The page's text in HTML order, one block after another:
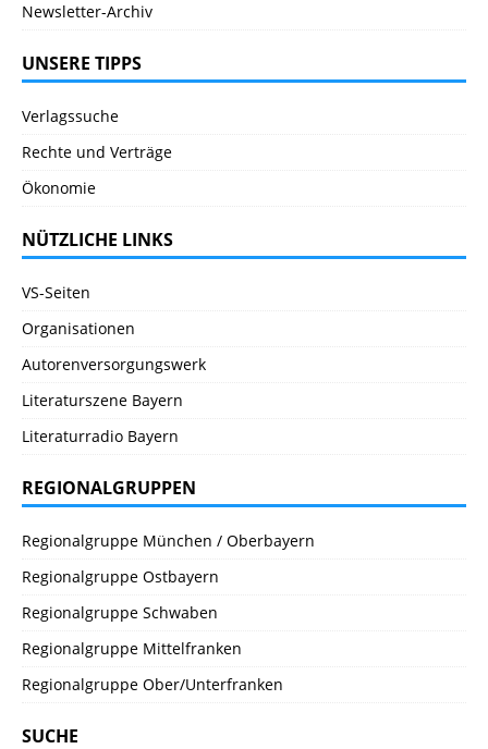
Newsletter-Archiv
UNSERE TIPPS
Verlagssuche
Rechte und Verträge
Ökonomie
NÜTZLICHE LINKS
VS-Seiten
Organisationen
Autorenversorgungswerk
Literaturszene Bayern
Literaturradio Bayern
REGIONALGRUPPEN
Regionalgruppe München / Oberbayern
Regionalgruppe Ostbayern
Regionalgruppe Schwaben
Regionalgruppe Mittelfranken
Regionalgruppe Ober/Unterfranken
SUCHE